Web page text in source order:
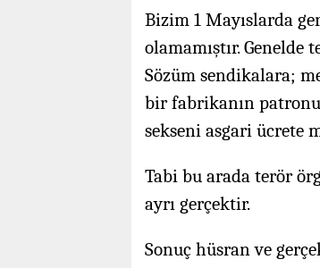
Bizim 1 Mayıslarda
olamamıştır.
Sözüm sendikalara;
bir fabrikanın patronu
sekseni asgari ücrete
Tabi bu arada terör
ayrı gerçektir.
Sonuç hüsran ve